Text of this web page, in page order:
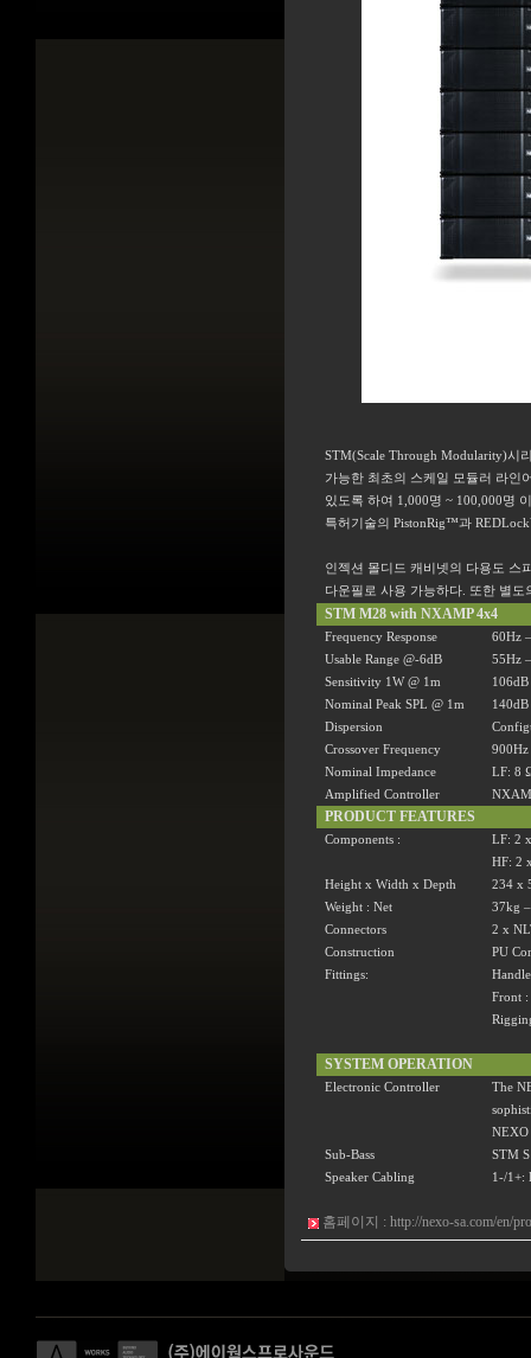
STM(Scale Through Modularity)시
가능한 최초의 스케일 모듈러 라인
있도록 하여 1,000명 ~ 100,000명
특허기술의 PistonRig™과REDLock
인젝션 몰디드 캐비넷의 다용도 스
다운필로 사용 가능하다. 또한 별도
STM M28 with NXAMP 4x4
Frequency Response 60Hz –
Usable Range @-6dB
55Hz –
Sensitivity 1W @ 1m
Nominal Peak SPL @ 1m
140dB
Dispersion
Crossover Frequency
Nominal Impedance
LF: 8
Amplified Controller
PRODUCT FEATURES
Components :
LF: 2
HF: 2
Height x Width x Depth
234 x
Weight : Net
37kg –
Connectors
2 x
Construction
PU
Fittings:
Front :
SYSTEM OPERATION
Electronic Controller
The
NEXO
Sub-Bass
STM
Speaker Cabling
1-/1+:
홈페이지 : http://nexo-sa.com/en/